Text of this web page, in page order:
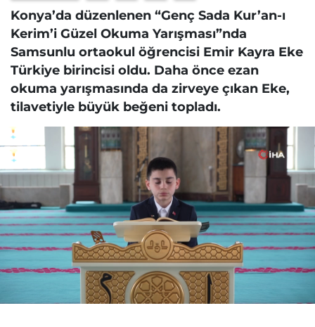
Konya’da düzenlenen “Genç Sada Kur’an-ı
Kerim’i Güzel Okuma Yarışması”nda
Samsunlu ortaokul öğrencisi Emir Kayra Eke
Türkiye birincisi oldu. Daha önce ezan
okuma yarışmasında da zirveye çıkan Eke,
tilavetiyle büyük beğeni topladı.